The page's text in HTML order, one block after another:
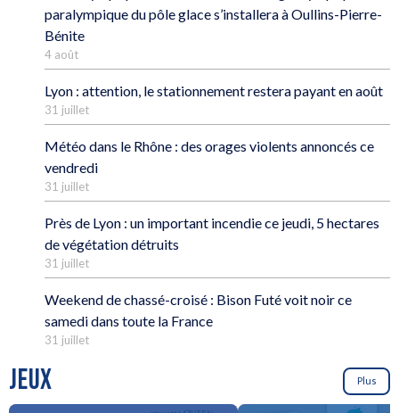
paralympique du pôle glace s’installera à Oullins-Pierre-
Bénite
4 août
Lyon : attention, le stationnement restera payant en août
31 juillet
Météo dans le Rhône : des orages violents annoncés ce
vendredi
31 juillet
Près de Lyon : un important incendie ce jeudi, 5 hectares
de végétation détruits
31 juillet
Weekend de chassé-croisé : Bison Futé voit noir ce
samedi dans toute la France
31 juillet
JEUX Plus